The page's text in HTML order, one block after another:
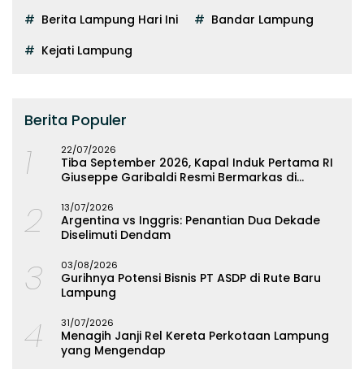
Berita Lampung Hari Ini
Bandar Lampung
Kejati Lampung
Berita Populer
1 22/07/2026
Tiba September 2026, Kapal Induk Pertama RI
Giuseppe Garibaldi Resmi Bermarkas di
2 13/07/2026
Argentina vs Inggris: Penantian Dua Dekade
Diselimuti Dendam
3 03/08/2026
Gurihnya Potensi Bisnis PT ASDP di Rute Baru
Lampung
4 31/07/2026
Menagih Janji Rel Kereta Perkotaan Lampung
yang Mengendap